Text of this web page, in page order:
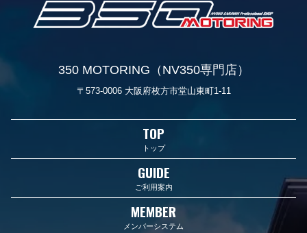
350 MOTORING（NV350専門店）
〒573-0006 大阪府枚方市堂山東町1-11
TOP
トップ
GUIDE
ご利用案内
MEMBER
メンバーシステム